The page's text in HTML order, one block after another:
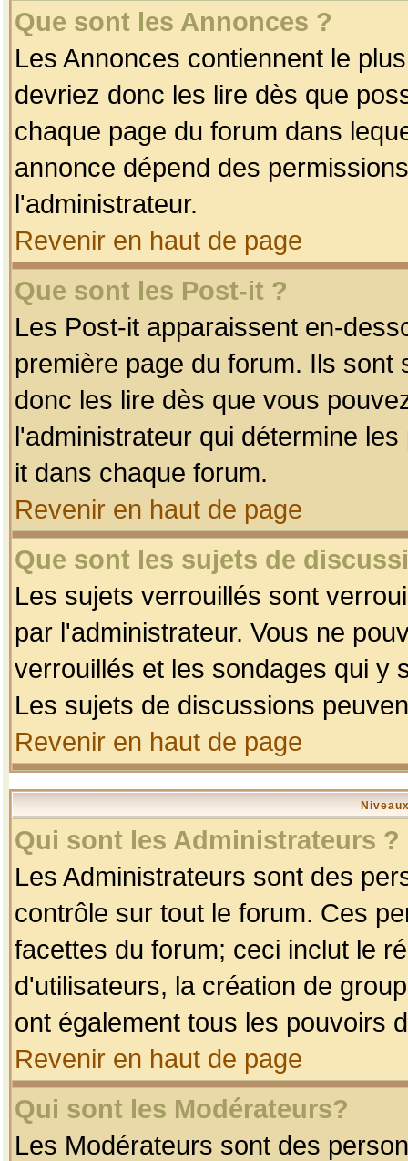
Que sont les Annonces ?
Les Annonces contiennent le
devriez donc les lire dès que
chaque page du forum dans
annonce dépend des
l'administrateur.
Revenir en haut de page
Que sont les Post-it ?
Les Post-it apparaissent en-
première page du forum. Ils
donc les lire dès que vous
l'administrateur qui détermine
it dans chaque forum.
Revenir en haut de page
Que sont les sujets de
Les sujets verrouillés sont
par l'administrateur. Vous ne
verrouillés et les sondages qui y
Les sujets de discussions
Revenir en haut de page
Qui sont les Administrateurs ?
Les Administrateurs sont des
contrôle sur tout le forum. Ces
facettes du forum; ceci inclut le
d'utilisateurs, la création de
ont également tous les pouvoirs
Revenir en haut de page
Qui sont les Modérateurs?
Les Modérateurs sont des